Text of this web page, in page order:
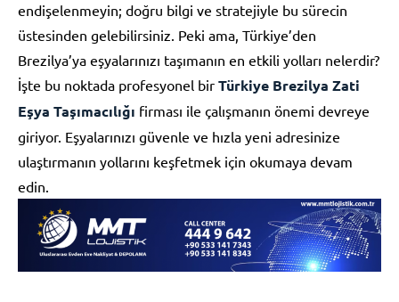
endişelenmeyin; doğru bilgi ve stratejiyle bu sürecin
üstesinden gelebilirsiniz. Peki ama, Türkiye’den
Brezilya’ya eşyalarınızı taşımanın en etkili yolları nelerdir?
İşte bu noktada profesyonel bir Türkiye Brezilya Zati
Eşya Taşımacılığı firması ile çalışmanın önemi devreye
giriyor. Eşyalarınızı güvenle ve hızla yeni adresinize
ulaştırmanın yollarını keşfetmek için okumaya devam
edin.